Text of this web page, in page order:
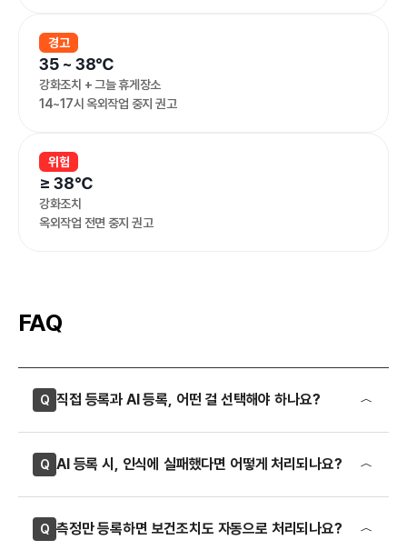
경고
35 ~ 38℃
강화조치 + 그늘 휴게장소
14~17시 옥외작업 중지 권고
위험
≥ 38℃
강화조치
옥외작업 전면 중지 권고
FAQ
Q 직접 등록과 AI 등록, 어떤 걸 선택해야 하나요?
어려운 환경이면 직접등록을 추천해요.
Q AI 등록 시, 인식에 실패했다면 어떻게 처리되나요?
있어요.
Q 측정만 등록하면 보건조치도 자동으로 처리되나요?